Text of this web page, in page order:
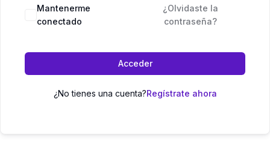
Mantenerme
conectado
¿Olvidaste la
contraseña?
Acceder
¿No tienes una cuenta?Regístrate ahora